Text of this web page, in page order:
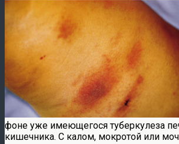
фоне уже имеющегося туберкулеза
кишечника. С калом, мокротой или